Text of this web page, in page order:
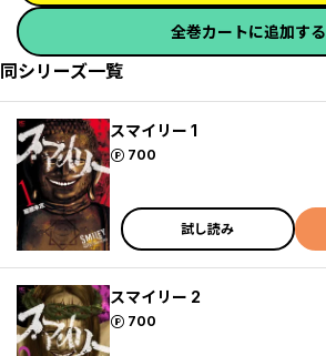
全巻カートに追加する
同シリーズ一覧
スマイリー 1
700
ポイント
試し読み
スマイリー 2
700
ポイント